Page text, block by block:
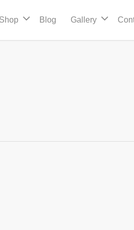
Blog Gallery